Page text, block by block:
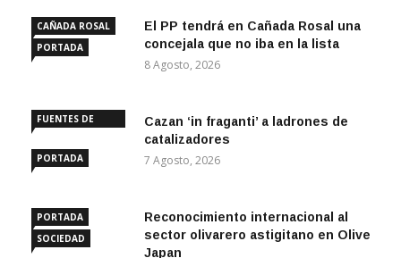
CAÑADA ROSAL
PORTADA
El PP tendrá en Cañada Rosal una
concejala que no iba en la lista
8 Agosto, 2026
FUENTES DE
PORTADA
Cazan ‘in fraganti’ a ladrones de
catalizadores
7 Agosto, 2026
PORTADA
SOCIEDAD
Reconocimiento internacional al
sector olivarero astigitano en Olive
Japan